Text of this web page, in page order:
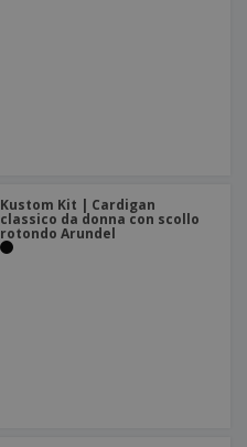
Kustom Kit | Cardigan
classico da donna con scollo
rotondo Arundel